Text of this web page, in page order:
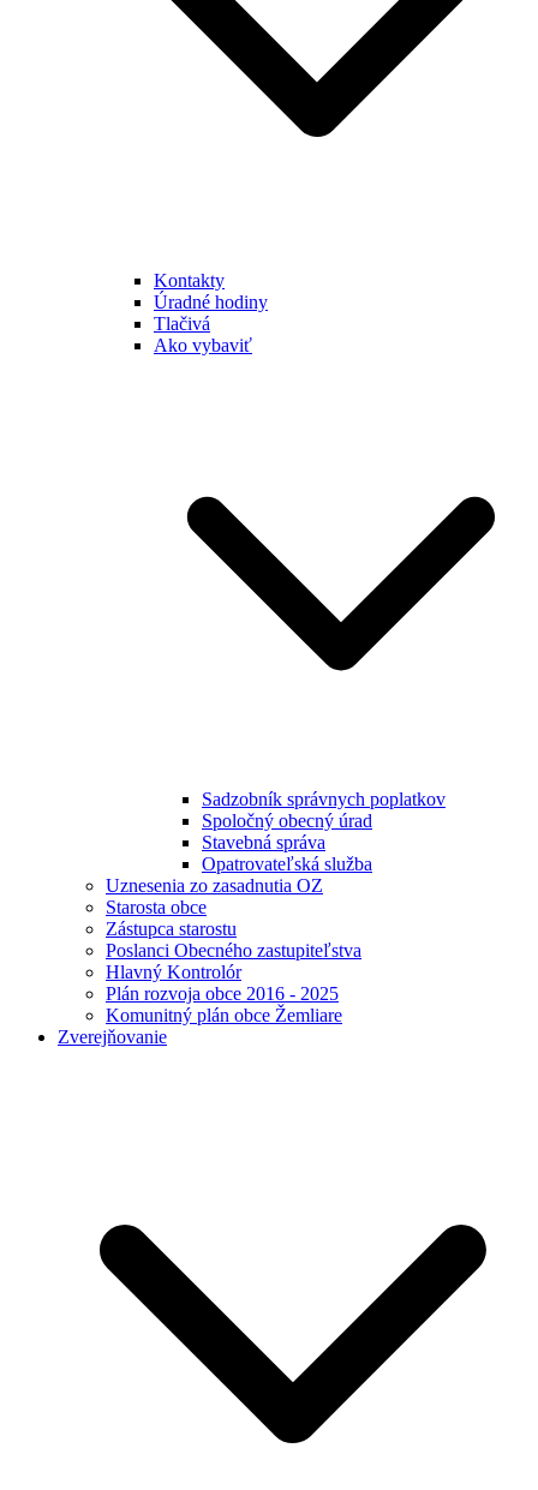
Kontakty
Úradné hodiny
Tlačivá
Ako vybaviť
Sadzobník správnych poplatkov
Spoločný obecný úrad
Stavebná správa
Opatrovateľská služba
Uznesenia zo zasadnutia OZ
Starosta obce
Zástupca starostu
Poslanci Obecného zastupiteľstva
Hlavný Kontrolór
Plán rozvoja obce 2016 - 2025
Komunitný plán obce Žemliare
Zverejňovanie